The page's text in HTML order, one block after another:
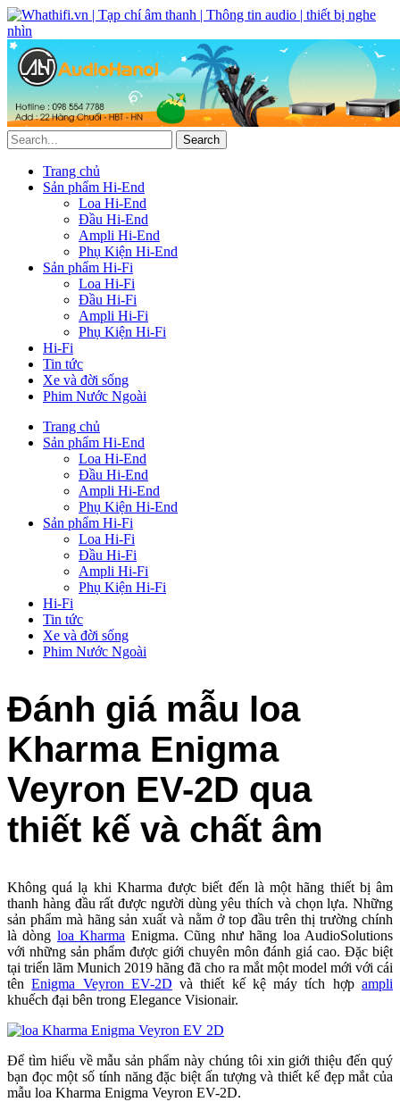
Trang chủ
Sản phẩm Hi-End
Loa Hi-End
Đầu Hi-End
Ampli Hi-End
Phụ Kiện Hi-End
Sản phẩm Hi-Fi
Loa Hi-Fi
Đầu Hi-Fi
Ampli Hi-Fi
Phụ Kiện Hi-Fi
Hi-Fi
Tin tức
Xe và đời sống
Phim Nước Ngoài
Trang chủ
Sản phẩm Hi-End
Loa Hi-End
Đầu Hi-End
Ampli Hi-End
Phụ Kiện Hi-End
Sản phẩm Hi-Fi
Loa Hi-Fi
Đầu Hi-Fi
Ampli Hi-Fi
Phụ Kiện Hi-Fi
Hi-Fi
Tin tức
Xe và đời sống
Phim Nước Ngoài
Đánh giá mẫu loa
Kharma Enigma
Veyron EV-2D qua
thiết kế và chất âm
Không quá lạ khi Kharma được biết đến là một hãng thiết bị âm
thanh hàng đầu rất được người dùng yêu thích và chọn lựa. Những
sản phẩm mà hãng sản xuất và nằm ở top đầu trên thị trường chính
là dòng loa Kharma Enigma. Cũng như hãng loa AudioSolutions
với những sản phẩm được giới chuyên môn đánh giá cao. Đặc biệt
tại triển lãm Munich 2019 hãng đã cho ra mắt một model mới với cái
tênEnigma Veyron EV-2D và thiết kế kệ máy tích hợpampli
khuếch đại bên trong Elegance Visionair.
Để tìm hiểu về mẫu sản phẩm này chúng tôi xin giới thiệu đến quý
bạn đọc một số tính năng đặc biệt ấn tượng và thiết kế đẹp mắt của
mẫu loa Kharma Enigma Veyron EV-2D.